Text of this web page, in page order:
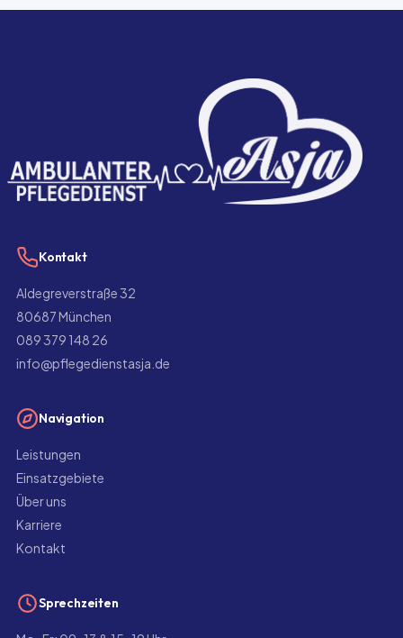
Kontakt
Aldegreverstraße 32
80687 München
089 379 148 26
info@pflegedienstasja.de
Navigation
Leistungen
Einsatzgebiete
Über uns
Karriere
Kontakt
Sprechzeiten